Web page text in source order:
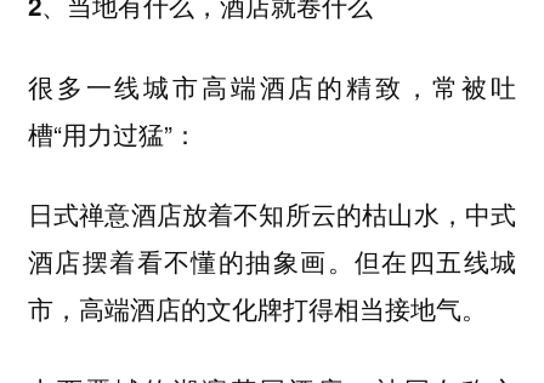
很多一线城市高端酒店的精致，常被吐
槽“用力过猛”：
日式禅意酒店放着不知所云的枯山水，中式
酒店摆着看不懂的抽象画。但在四五线城
市，高端酒店的文化牌打得相当接地气。